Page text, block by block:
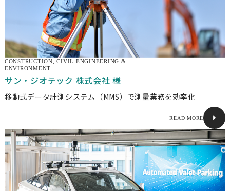
CONSTRUCTION, CIVIL ENGINEERING &
ENVIRONMENT
サン・ジオテック 株式会社 様
移動式データ計測システム（MMS）で測量業務を効率化
READ MORE